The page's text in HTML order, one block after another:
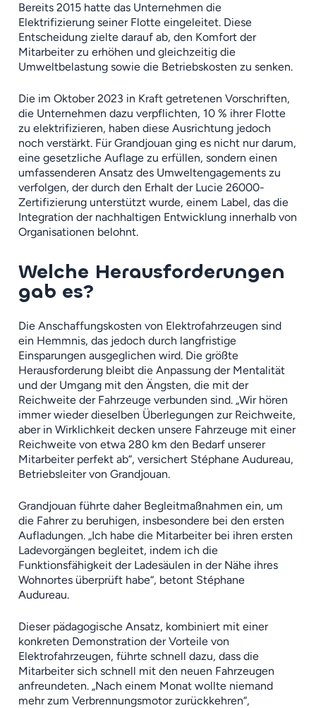
Bereits 2015 hatte das Unternehmen die
Elektrifizierung seiner Flotte eingeleitet. Diese
Entscheidung zielte darauf ab, den Komfort der
Mitarbeiter zu erhöhen und gleichzeitig die
Umweltbelastung sowie die Betriebskosten zu senken.
Die im Oktober 2023 in Kraft getretenen Vorschriften,
die Unternehmen dazu verpflichten, 10 % ihrer Flotte
zu elektrifizieren, haben diese Ausrichtung jedoch
noch verstärkt. Für Grandjouan ging es nicht nur darum,
eine gesetzliche Auflage zu erfüllen, sondern einen
umfassenderen Ansatz des Umweltengagements zu
verfolgen, der durch den Erhalt der Lucie 26000-
Zertifizierung unterstützt wurde, einem Label, das die
Integration der nachhaltigen Entwicklung innerhalb von
Organisationen belohnt.
Welche Herausforderungen
gab es?
Die Anschaffungskosten von Elektrofahrzeugen sind
ein Hemmnis, das jedoch durch langfristige
Einsparungen ausgeglichen wird. Die größte
Herausforderung bleibt die Anpassung der Mentalität
und der Umgang mit den Ängsten, die mit der
Reichweite der Fahrzeuge verbunden sind. „Wir hören
immer wieder dieselben Überlegungen zur Reichweite,
aber in Wirklichkeit decken unsere Fahrzeuge mit einer
Reichweite von etwa 280 km den Bedarf unserer
Mitarbeiter perfekt ab“, versichert Stéphane Audureau,
Betriebsleiter von Grandjouan.
Grandjouan führte daher Begleitmaßnahmen ein, um
die Fahrer zu beruhigen, insbesondere bei den ersten
Aufladungen. „Ich habe die Mitarbeiter bei ihren ersten
Ladevorgängen begleitet, indem ich die
Funktionsfähigkeit der Ladesäulen in der Nähe ihres
Wohnortes überprüft habe“, betont Stéphane
Audureau.
Dieser pädagogische Ansatz, kombiniert mit einer
konkreten Demonstration der Vorteile von
Elektrofahrzeugen, führte schnell dazu, dass die
Mitarbeiter sich schnell mit den neuen Fahrzeugen
anfreundeten. „Nach einem Monat wollte niemand
mehr zum Verbrennungsmotor zurückkehren“,